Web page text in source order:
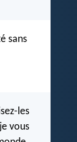
sans
les
vous